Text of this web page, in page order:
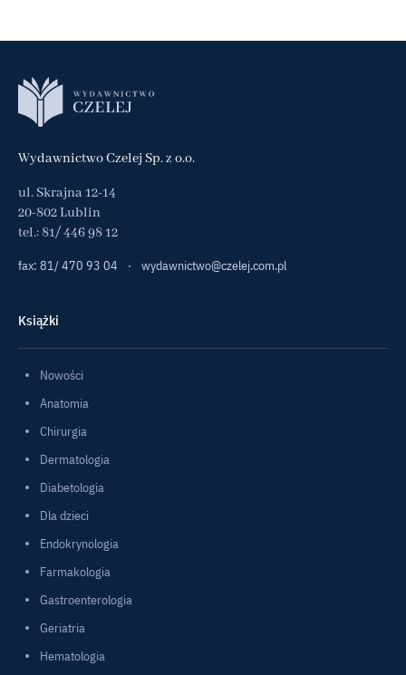
Wydawnictwo Czelej Sp. z o.o.
ul. Skrajna 12-14
20-802 Lublin
tel.: 81/ 446 98 12
fax: 81/ 470 93 04
· wydawnictwo@czelej.com.pl
Książki
Nowości
Anatomia
Chirurgia
Dermatologia
Diabetologia
Dla dzieci
Endokrynologia
Farmakologia
Gastroenterologia
Geriatria
Hematologia